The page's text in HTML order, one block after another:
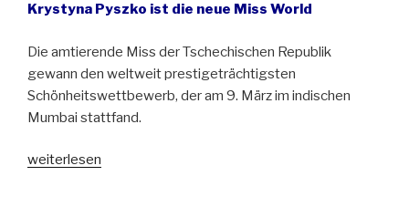
Krystyna Pyszko ist die neue Miss World
Die amtierende Miss der Tschechischen Republik
gewann den weltweit prestigeträchtigsten
Schönheitswettbewerb, der am 9. März im indischen
Mumbai stattfand.
„Die
weiterlesen